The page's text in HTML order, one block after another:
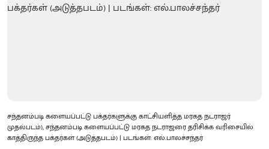
சந்தனம்படி களையப்பட்டு பக்தர்களுக்கு காட்சியளித்த மரகத நடராஜர்
முதல்படம்), சந்தனம்படி களையப்பட்டு மரகத நடராஜரை தரிசிக்க வரிசையில்
காத்திருந்த பக்தர்கள் (அடுத்தபடம்) | படங்கள்: எல்.பாலச்சந்தர்